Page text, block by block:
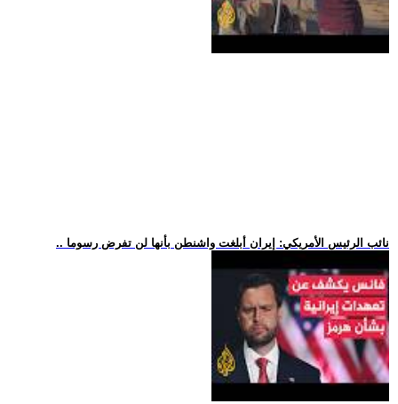
.. نائب الرئيس الأمريكي: إيران أبلغت واشنطن بأنها لن تفرض رسوما